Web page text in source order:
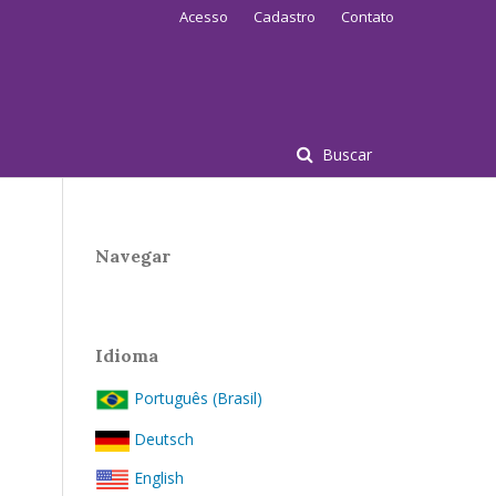
Buscar
Acesso Cadastro Contato
Navegar
Idioma
Português (Brasil)
Deutsch
English